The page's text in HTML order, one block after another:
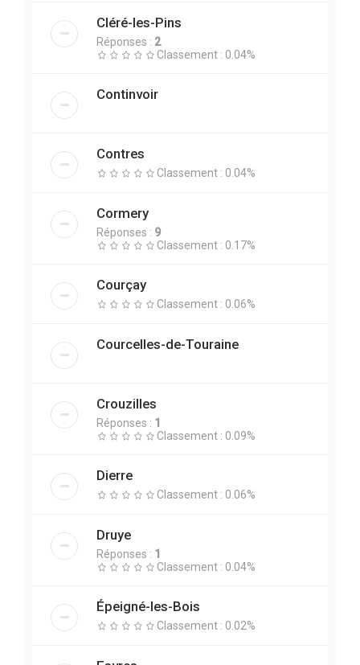
Cléré-les-Pins
Réponses : 2
Classement : 0.04%
Continvoir
Contres
Classement : 0.04%
Cormery
Réponses : 9
Classement : 0.17%
Courçay
Classement : 0.06%
Courcelles-de-Touraine
Crouzilles
Réponses : 1
Classement : 0.09%
Dierre
Classement : 0.06%
Druye
Réponses : 1
Classement : 0.04%
Épeigné-les-Bois
Classement : 0.02%